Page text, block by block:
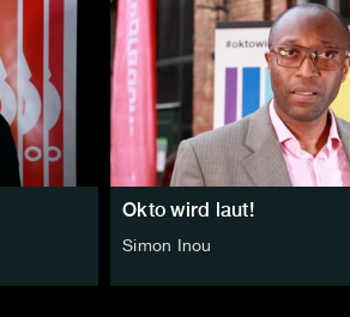
Okto wird laut!
Simon Inou